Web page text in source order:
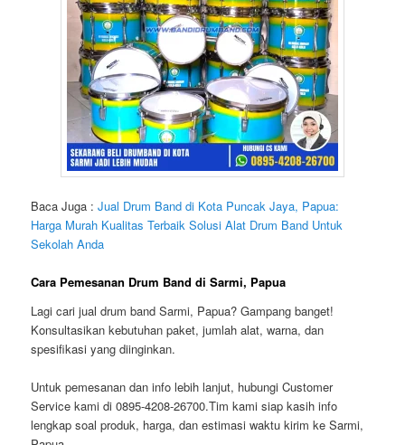
Baca Juga :Jual Drum Band di Kota Puncak Jaya, Papua:
Harga Murah Kualitas Terbaik Solusi Alat Drum Band Untuk
Sekolah Anda
Cara Pemesanan Drum Band di Sarmi, Papua
Lagi carijual drum band Sarmi, Papua? Gampang banget!
Konsultasikan kebutuhan paket, jumlah alat, warna, dan
spesifikasi yang diinginkan.
Untuk pemesanan dan info lebih lanjut, hubungi Customer
Service kami di0895-4208-26700.Tim kami siap kasih info
lengkap soal produk, harga, dan estimasi waktu kirim ke Sarmi,